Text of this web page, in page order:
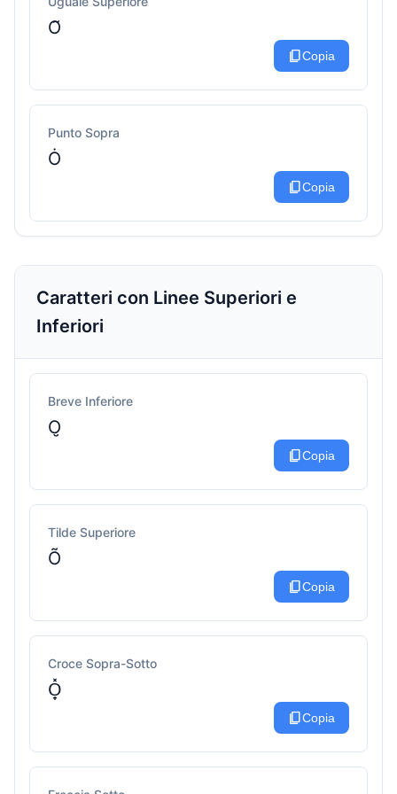
O͂
content_copyCopia
Punto Sopra
Ȯ
content_copyCopia
Caratteri con Linee Superiori e
Inferiori
Breve Inferiore
O̮
content_copyCopia
Tilde Superiore
Õ
content_copyCopia
Croce Sopra-Sotto
O̟̽
content_copyCopia